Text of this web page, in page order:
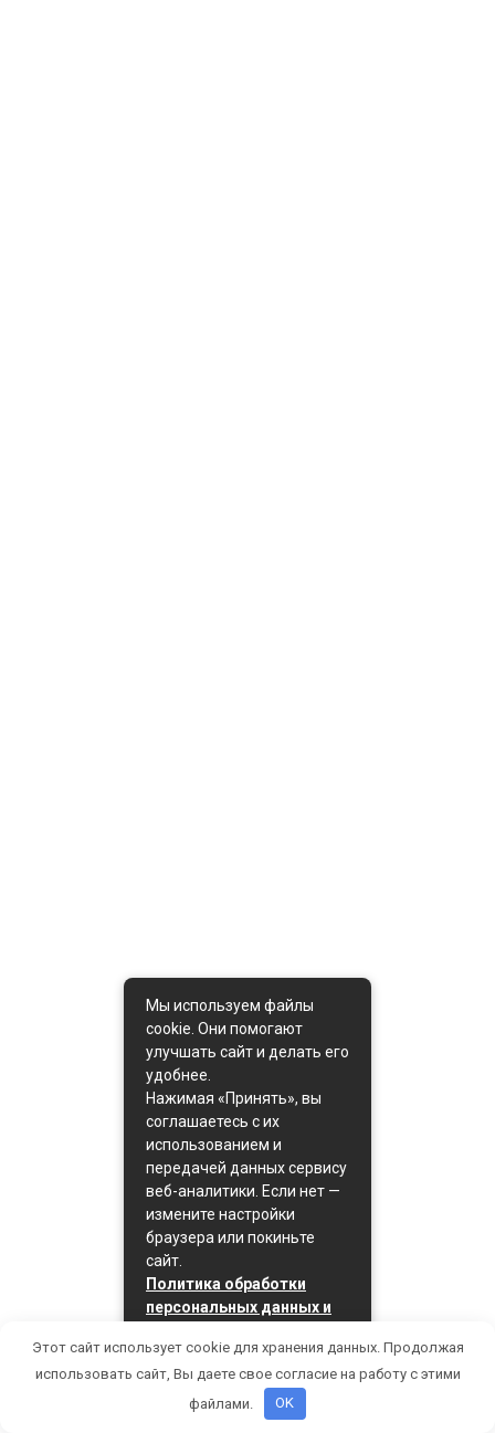
Мы используем файлы
cookie. Они помогают
улучшать сайт и делать его
удобнее.
Нажимая «Принять», вы
соглашаетесь с их
использованием и
передачей данных сервису
веб-аналитики. Если нет —
измените настройки
браузера или покиньте
сайт.
Политика обработки
персональных данных и
Принять
Этот сайт использует cookie для хранения данных. Продолжая
использовать сайт, Вы даете свое согласие на работу с этими
файлами.
OK